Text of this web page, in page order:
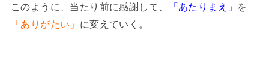
このように、当たり前に感謝して、 「あたりまえ」 を
「ありがたい」 に変えていく。